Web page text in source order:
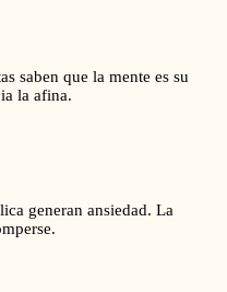
saben que la mente es su
la afina.
generan ansiedad. La